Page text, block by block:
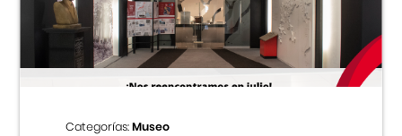
Centro Cultural Peruano Japonés
Museo de la Inmigración Japonesa
Categorías:Museo